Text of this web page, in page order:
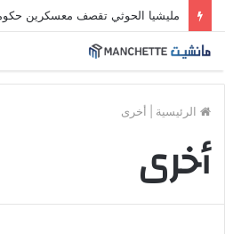
الرئيسية أخرى
أخرى